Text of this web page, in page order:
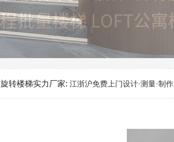
旋转楼梯实力厂家: 江浙沪免费上门设计·测量·制作